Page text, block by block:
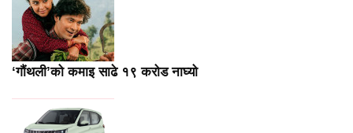
‘गौंथली’को कमाइ साढे १९ करोड नाघ्यो